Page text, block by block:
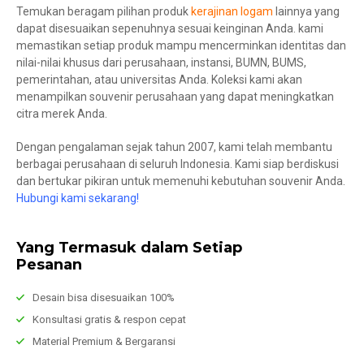
Temukan beragam pilihan produk kerajinan logam lainnya yang
dapat disesuaikan sepenuhnya sesuai keinginan Anda. kami
memastikan setiap produk mampu mencerminkan identitas dan
nilai-nilai khusus dari perusahaan, instansi, BUMN, BUMS,
pemerintahan, atau universitas Anda. Koleksi kami akan
menampilkan souvenir perusahaan yang dapat meningkatkan
citra merek Anda.
Dengan pengalaman sejak tahun 2007, kami telah membantu
berbagai perusahaan di seluruh Indonesia. Kami siap berdiskusi
dan bertukar pikiran untuk memenuhi kebutuhan souvenir Anda.
Hubungi kami sekarang!
Yang Termasuk dalam Setiap
Pesanan
Desain bisa disesuaikan 100%
Konsultasi gratis & respon cepat
Material Premium & Bergaransi